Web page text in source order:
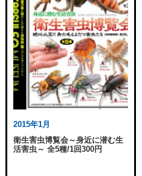
2015年1月
衛生害虫博覧会～身近に潜む生
活害虫～ 全5種/1回300円